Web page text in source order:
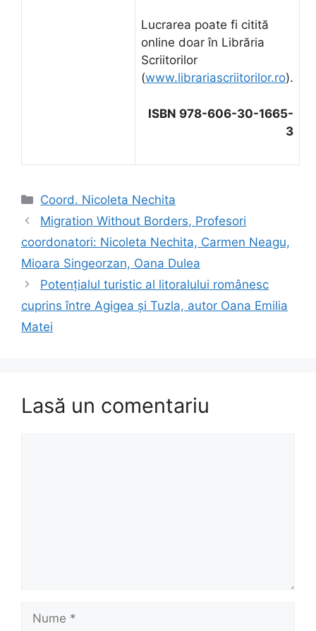
Lucrarea poate fi citită
online doar în Librăria
Scriitorilor
(www.librariascriitorilor.ro).
ISBN 978-606-30-1665-
3
Categorii
Coord. Nicoleta Nechita
Migration Without Borders, Profesori
coordonatori: Nicoleta Nechita, Carmen Neagu,
Mioara Singeorzan, Oana Dulea
Potenţialul turistic al litoralului românesc
cuprins între Agigea şi Tuzla, autor Oana Emilia
Matei
Lasă un comentariu